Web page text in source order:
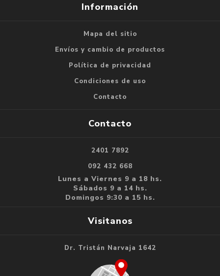
Información
Mapa del sitio
Envíos y cambio de productos
Política de privacidad
Condiciones de uso
Contacto
Contacto
2401 7892
092 432 668
Lunes a Viernes 9 a 18 hs.
Sábados 9 a 14 hs.
Domingos 9:30 a 15 hs.
Visitanos
Dr. Tristán Narvaja 1642